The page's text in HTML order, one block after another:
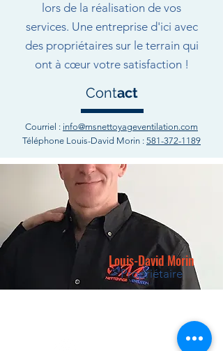
lors de la réalisation de vos
services. Une entreprise d'ici avec
des propriétaires sur le terrain qui
ont à cœur votre satisfaction !
Contact
Courriel : info@msnettoyageventilation.com
Téléphone Louis-David Morin : 581-372-1189
Louis-David Morin
Propriétaire
info@msnettoyageventilation.com